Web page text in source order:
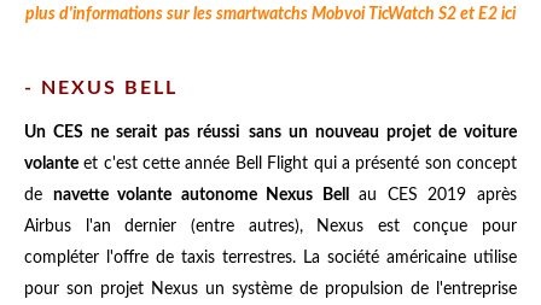
plus d'informations sur les smartwatchs Mobvoi TicWatch S2 et E2 ici
- NEXUS BELL
Un CES ne serait pas réussi sans un nouveau projet de voiture
volante et c'est cette année Bell Flight qui a présenté son concept
de navette volante autonome Nexus Bell
au CES 2019 après
Airbus l'an dernier (entre autres), Nexus est conçue pour
compléter l'offre de taxis terrestres. La société américaine utilise
pour son projet Nexus un système de propulsion de l'entreprise